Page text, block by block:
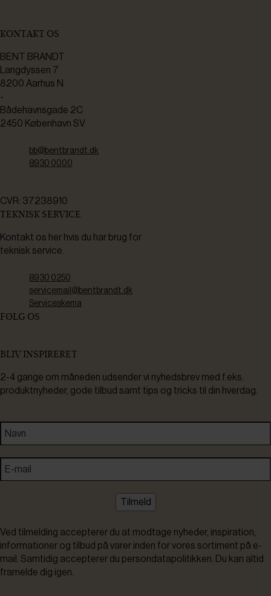
KONTAKT OS
BENT BRANDT
Langdyssen 7
8200 Aarhus N
-
Bådehavnsgade 2C
2450 København SV
bb@bentbrandt.dk
8930 0000
CVR: 37238910
TEKNISK SERVICE
Kontakt os her hvis du har brug for
teknisk service.
8930 0250
servicemail@bentbrandt.dk
Serviceskema
FØLG OS
BLIV INSPIRERET
2-4 gange om måneden udsender vi nyhedsbrev med f.eks.
produktnyheder, gode tilbud samt tips og tricks til din hverdag.
Tilmeld
Ved tilmelding accepterer du at modtage nyheder, inspiration,
informationer og tilbud på varer inden for vores sortiment på e-
mail. Samtidig accepterer du persondatapolitikken. Du kan altid
framelde dig igen.